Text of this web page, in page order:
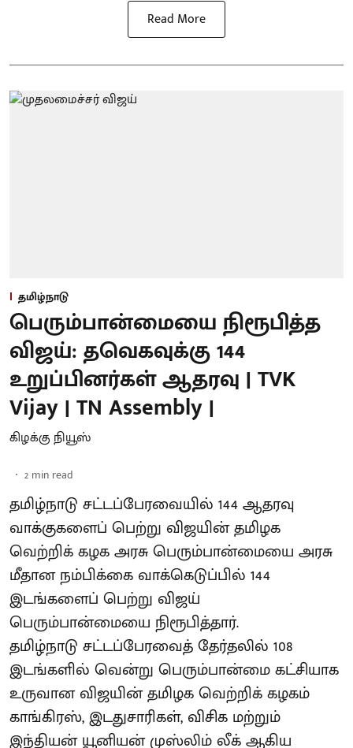
Read More
தமிழ்நாடு
பெரும்பான்மையை நிரூபித்த
விஜய்: தவெகவுக்கு 144
உறுப்பினர்கள் ஆதரவு | TVK
Vijay | TN Assembly |
கிழக்கு நியூஸ்
2 min read
தமிழ்நாடு சட்டப்பேரவையில் 144 ஆதரவு
வாக்குகளைப் பெற்று விஜயின் தமிழக
வெற்றிக் கழக அரசு பெரும்பான்மையை அரசு
மீதான நம்பிக்கை வாக்கெடுப்பில் 144
இடங்களைப் பெற்று விஜய்
பெரும்பான்மையை நிரூபித்தார்.
தமிழ்நாடு சட்டப்பேரவைத் தேர்தலில் 108
இடங்களில் வென்று பெரும்பான்மை கட்சியாக
உருவான விஜயின் தமிழக வெற்றிக் கழகம்
காங்கிரஸ், இடதுசாரிகள், விசிக மற்றும்
இந்தியன் யூனியன் முஸ்லிம் லீக் ஆகிய